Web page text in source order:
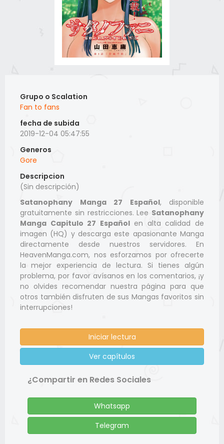
Grupo o Scalation
Fan to fans
fecha de subida
2019-12-04 05:47:55
Generos
Gore
Descripcion
(Sin descripción)
Satanophany Manga 27 Español, disponible
gratuitamente sin restricciones. Lee Satanophany
Manga Capitulo 27 Españolen alta calidad de
imagen (HQ) y descarga este apasionante Manga
directamente desde nuestros servidores. En
HeavenManga.com, nos esforzamos por ofrecerte
la mejor experiencia de lectura. Si tienes algún
problema, por favor avísanos en los comentarios, ¡y
no olvides recomendar nuestra página para que
otros también disfruten de sus Mangas favoritos sin
interrupciones!
Iniciar lectura
Ver capítulos
¿Compartir en Redes Sociales
Whatsapp
Telegram